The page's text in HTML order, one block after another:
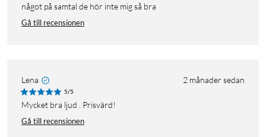
något på samtal de hör inte mig så bra
Gå till recensionen
Lena 2 månader sedan
5/5
Mycket bra ljud . Prisvärd!
Gå till recensionen